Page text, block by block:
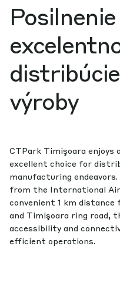
Posilnenie
výroby
CTPark Timişoara enjoys
excellent choice for
manufacturing
from the International
convenient 1 km distance
and Timişoara ring road,
accessibility and
efficient operations.